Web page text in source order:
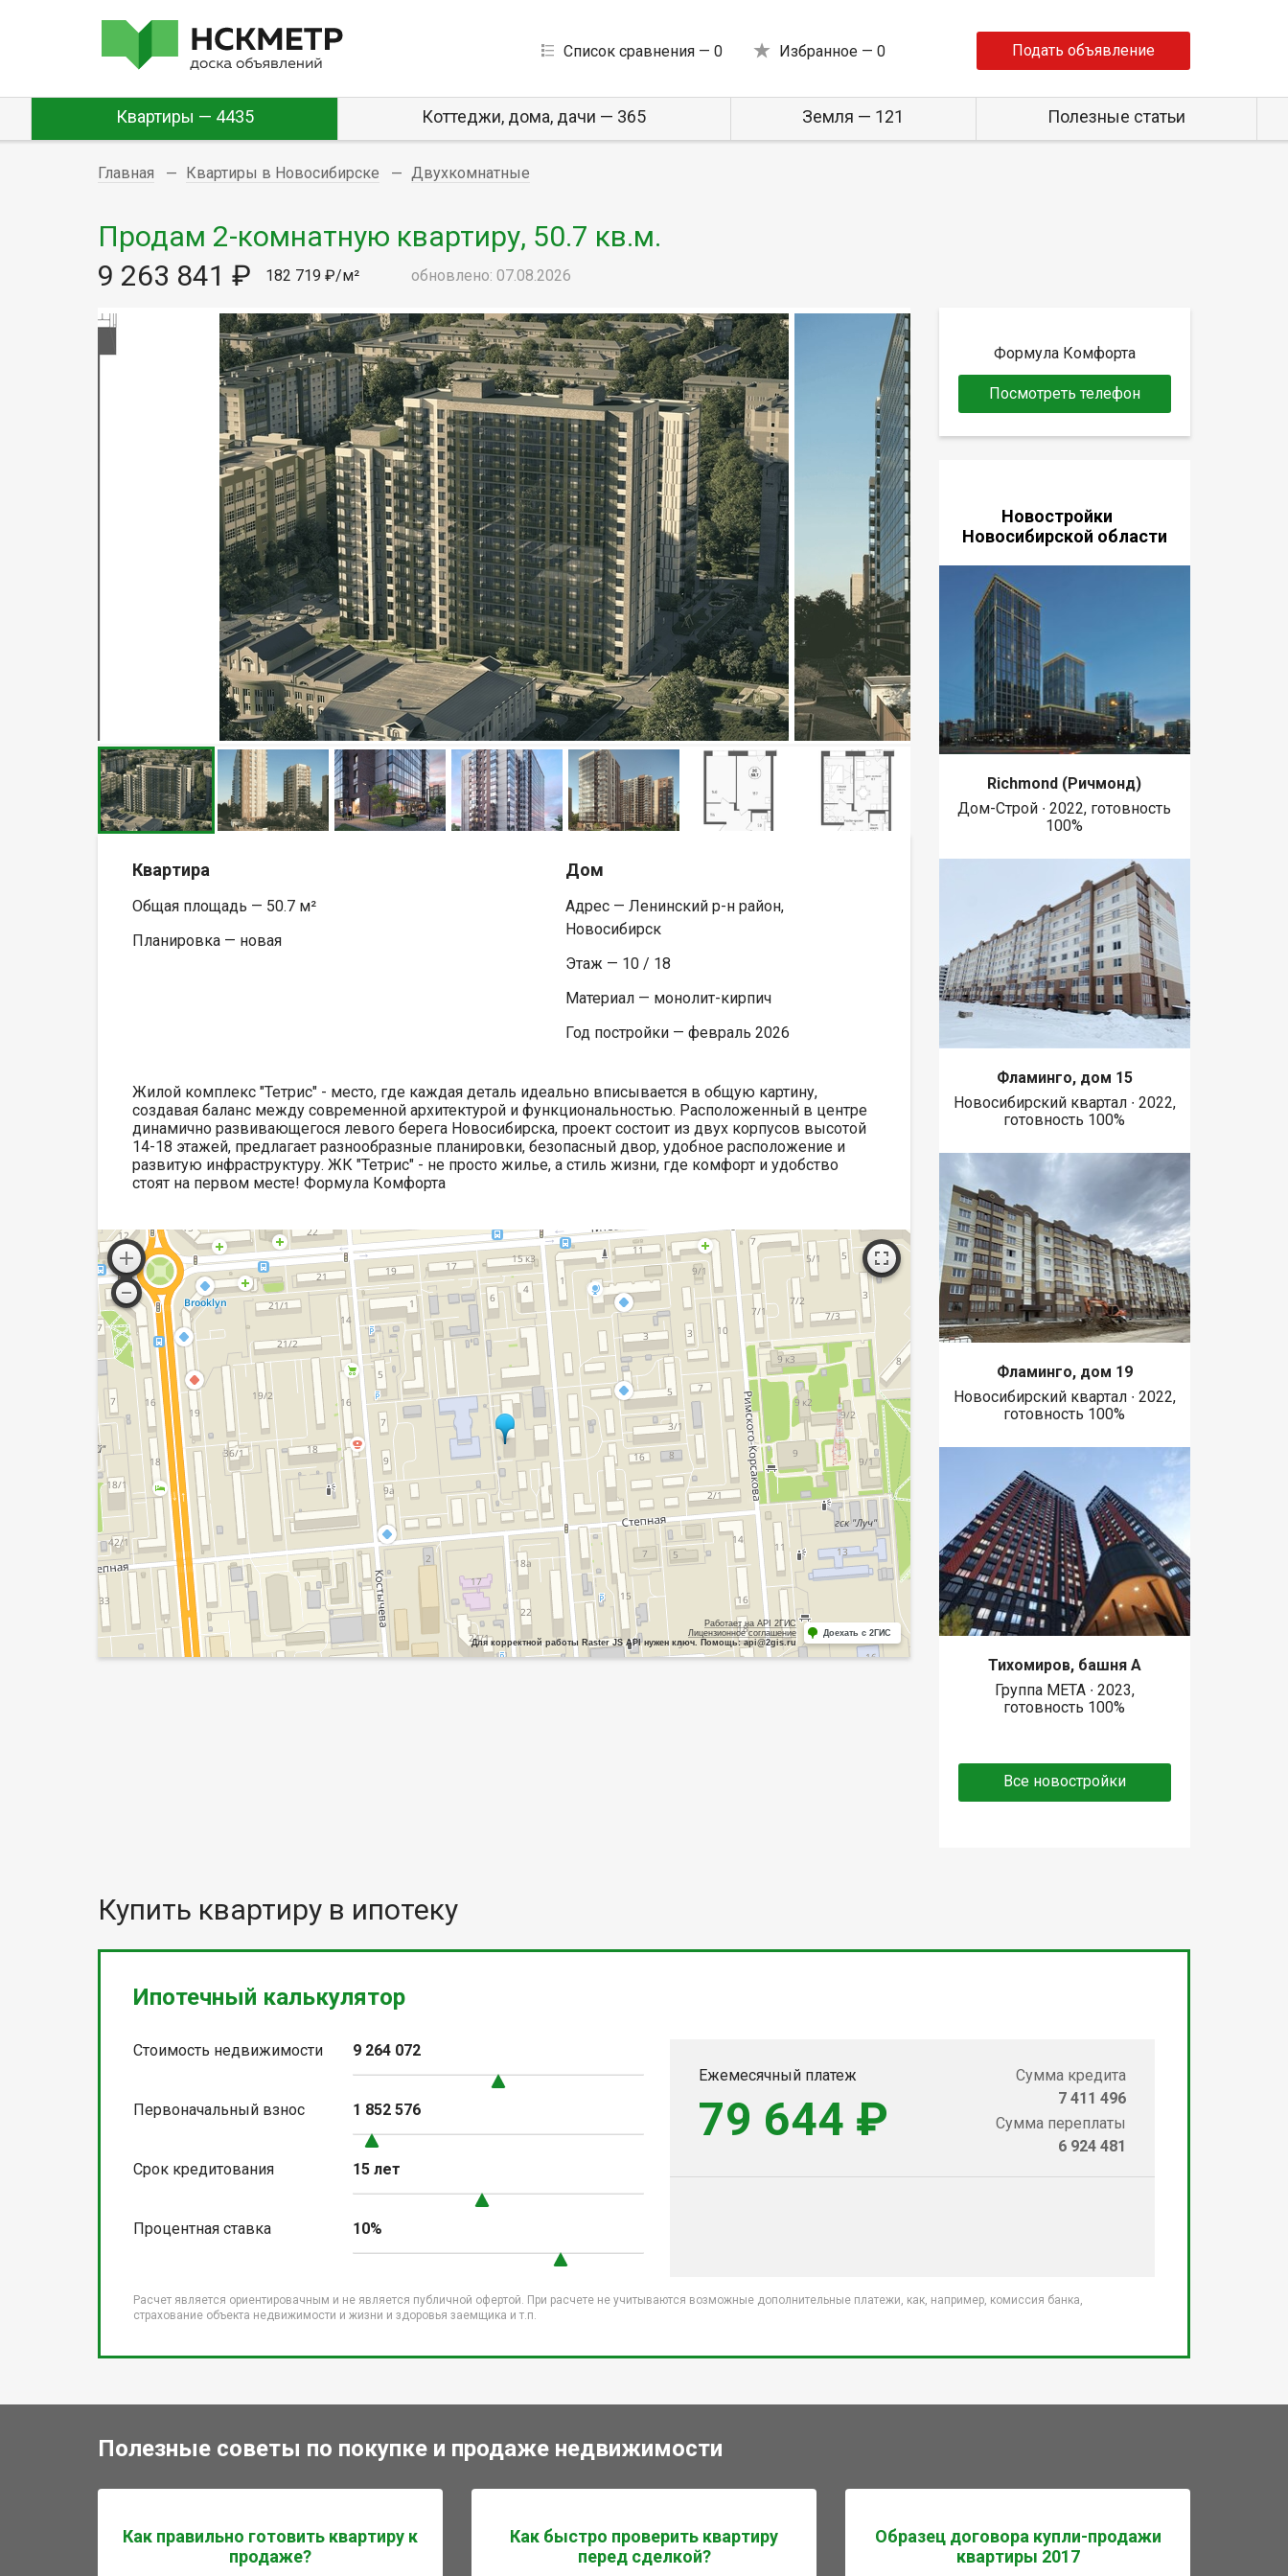
Список сравнения — 0 Избранное — 0 Подать объявление
Квартиры — 4435 Коттеджи, дома, дачи — 365 Земля — 121 Полезные статьи
Главная Квартиры в Новосибирске Двухкомнатные
Продам 2-комнатную квартиру, 50.7 кв.м.
9 263 841 ₽
182 719 ₽/м² обновлено: 07.08.2026
Квартира
Общая площадь — 50.7 м²
Планировка — новая
Дом
Адрес — Ленинский р-н район,
Новосибирск
Этаж — 10 / 18
Материал — монолит-кирпич
Год постройки — февраль 2026
Жилой комплекс "Тетрис" - место, где каждая деталь идеально вписывается в общую картину,
создавая баланс между современной архитектурой и функциональностью. Расположенный в центре
динамично развивающегося левого берега Новосибирска, проект состоит из двух корпусов высотой
14-18 этажей, предлагает разнообразные планировки, безопасный двор, удобное расположение и
развитую инфраструктуру. ЖК "Тетрис" - не просто жилье, а стиль жизни, где комфорт и удобство
стоят на первом месте! Формула Комфорта
Работает на API 2ГИС
Лицензионное соглашение
Для корректной работы Raster JS API нужен ключ. Помощь: api@2gis.ru
Доехать с 2ГИС
Формула Комфорта
Посмотреть телефон
Новостройки
Новосибирской области
Richmond (Ричмонд)
Дом-Строй ∙ 2022, готовность
100%
Фламинго, дом 15
Новосибирский квартал ∙ 2022,
готовность 100%
Фламинго, дом 19
Новосибирский квартал ∙ 2022,
готовность 100%
Тихомиров, башня А
Группа МЕТА ∙ 2023,
готовность 100%
Все новостройки
Купить квартиру в ипотеку
Ипотечный калькулятор
Стоимость недвижимости 9 264 072
Первоначальный взнос 1 852 576
Срок кредитования 15 лет
Процентная ставка 10%
Ежемесячный платеж
79 644 ₽
Сумма кредита
7 411 496
Сумма переплаты
6 924 481
Расчет является ориентировачным и не является публичной офертой. При расчете не учитываются возможные дополнительные платежи, как, например, комиссия банка,
страхование объекта недвижимости и жизни и здоровья заемщика и т.п.
Полезные советы по покупке и продаже недвижимости
Как правильно готовить квартиру к
продаже?
Как быстро проверить квартиру
перед сделкой?
Образец договора купли-продажи
квартиры 2017